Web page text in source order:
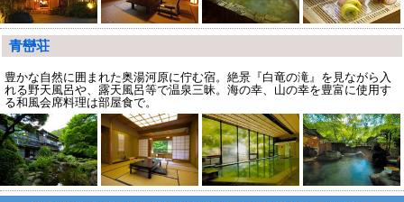
青巒荘
豊かな自然に囲まれた奥湯河原に佇む宿。絶景『白竜の滝』を見ながら入
れる野天風呂や、露天風呂等で温泉三昧。海の幸、山の幸を豊富に使用す
る和風会席料理は部屋食で。